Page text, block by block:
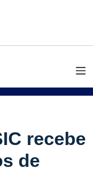
recebe
de